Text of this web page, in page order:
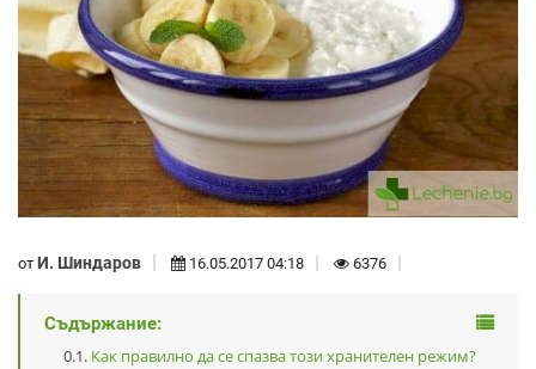
от И. Шиндаров 16.05.2017 04:18 6376
Съдържание:
Как правилно да се спазва този хранителен режим?